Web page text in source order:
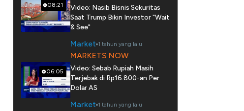
08:21
Video: Nasib Bisnis Sekuritas
Saat Trump Bikin Investor "Wait
& See"
Market 1 tahun yang lalu
06:05
MARKETS NOW
Video: Sebab Rupiah Masih
Terjebak di Rp16.800-an Per
Dolar AS
Market 1 tahun yang lalu